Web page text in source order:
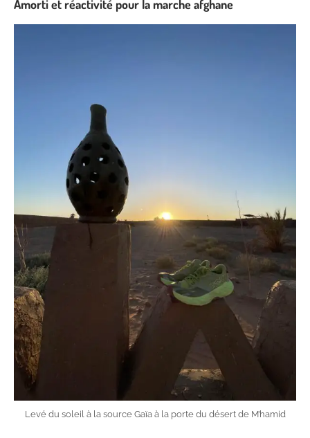
Amorti et réactivité pour la marche afghane
Levé du soleil à la source Gaïa à la porte du désert de M’hamid